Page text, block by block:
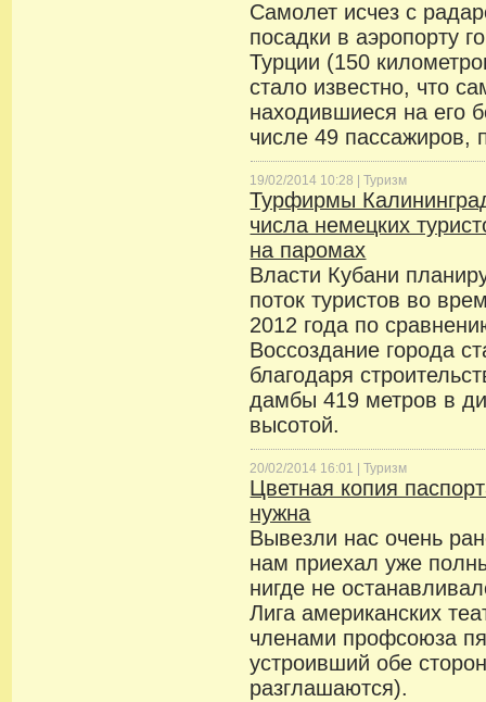
Самолет исчез с
посадки в аэропорту
Турции (150
стало известно, что
находившиеся на его
числе 49 пассажиров,
19/02/2014 10:28 |Туризм
Турфирмы
числа немецких
на паромах
Власти Кубани
поток туристов во
2012 года по
Воссоздание города
благодаря
дамбы 419 метров в
высотой.
20/02/2014 16:01 |Туризм
Цветная копия
нужна
Вывезли нас очень
нам приехал уже
нигде не
Лига американских
членами профсоюза
устроивший обе
разглашаются).